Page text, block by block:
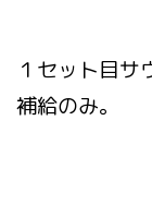
１セット目
補給のみ。